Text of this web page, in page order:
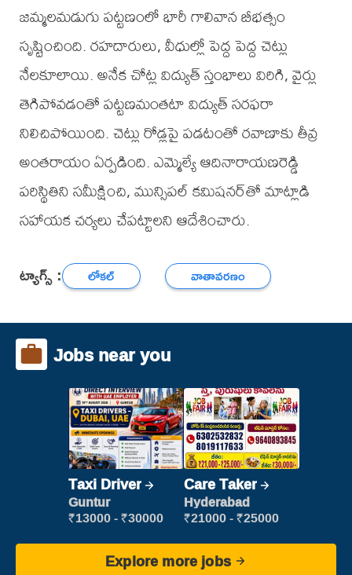
జమ్మలమడుగు పట్టణంలో భారీ గాలివాన బీభత్సం
సృష్టించింది. రహదారులు, వీధుల్లో పెద్ద పెద్ద చెట్లు
నేలకూలాయి. అనేక చోట్ల విద్యుత్ స్తంభాలు విరిగి, వైర్లు
తెగిపోవడంతో పట్టణమంతటా విద్యుత్ సరఫరా
నిలిచిపోయింది. చెట్లు రోడ్లపై పడటంతో రవాణాకు తీవ్ర
అంతరాయం ఏర్పడింది. ఎమ్మెల్యే ఆదినారాయణరెడ్డి
పరిస్థితిని సమీక్షించి, మున్సిపల్ కమిషనర్‌తో మాట్లాడి
సహాయక చర్యలు చేపట్టాలని ఆదేశించారు.
ట్యాగ్స్ : లోకల్ వాతావరణం
Jobs near you
Taxi Driver
Guntur
₹13000 - ₹30000
Care Taker
Hyderabad
₹21000 - ₹25000
Explore more jobs